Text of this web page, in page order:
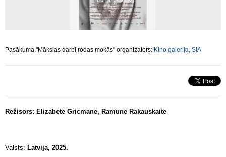
Pasākuma "Mākslas darbi rodas mokās" organizators: Kino galerija, SIA
Režisors: Elizabete Gricmane, Ramune Rakauskaite
Valsts: Latvija, 2025.